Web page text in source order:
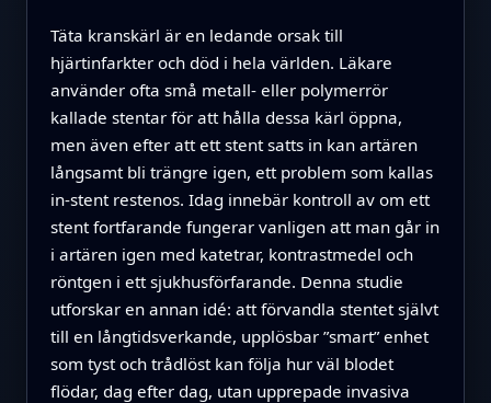
Täta kranskärl är en ledande orsak till
hjärtinfarkter och död i hela världen. Läkare
använder ofta små metall- eller polymerrör
kallade stentar för att hålla dessa kärl öppna,
men även efter att ett stent satts in kan artären
långsamt bli trängre igen, ett problem som kallas
in-stent restenos. Idag innebär kontroll av om ett
stent fortfarande fungerar vanligen att man går in
i artären igen med katetrar, kontrastmedel och
röntgen i ett sjukhusförfarande. Denna studie
utforskar en annan idé: att förvandla stentet självt
till en långtidsverkande, upplösbar ”smart” enhet
som tyst och trådlöst kan följa hur väl blodet
flödar, dag efter dag, utan upprepade invasiva